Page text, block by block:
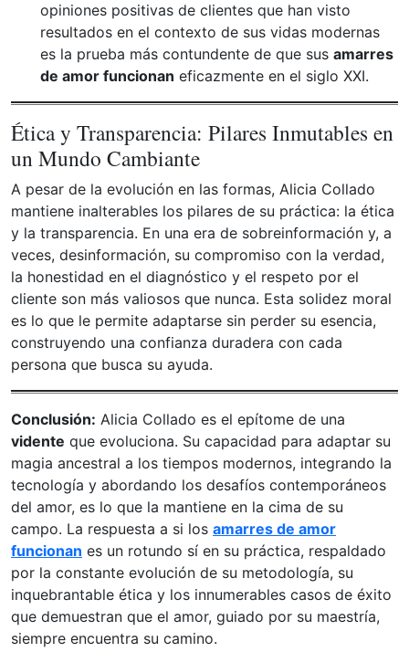
opiniones positivas de clientes que han visto
resultados en el contexto de sus vidas modernas
es la prueba más contundente de que sus amarres
de amor funcionan eficazmente en el siglo XXI.
Ética y Transparencia: Pilares Inmutables en
un Mundo Cambiante
A pesar de la evolución en las formas, Alicia Collado
mantiene inalterables los pilares de su práctica: la ética
y la transparencia. En una era de sobreinformación y, a
veces, desinformación, su compromiso con la verdad,
la honestidad en el diagnóstico y el respeto por el
cliente son más valiosos que nunca. Esta solidez moral
es lo que le permite adaptarse sin perder su esencia,
construyendo una confianza duradera con cada
persona que busca su ayuda.
Conclusión: Alicia Collado es el epítome de una
vidente que evoluciona. Su capacidad para adaptar su
magia ancestral a los tiempos modernos, integrando la
tecnología y abordando los desafíos contemporáneos
del amor, es lo que la mantiene en la cima de su
campo. La respuesta a si los amarres de amor
funcionan es un rotundo sí en su práctica, respaldado
por la constante evolución de su metodología, su
inquebrantable ética y los innumerables casos de éxito
que demuestran que el amor, guiado por su maestría,
siempre encuentra su camino.